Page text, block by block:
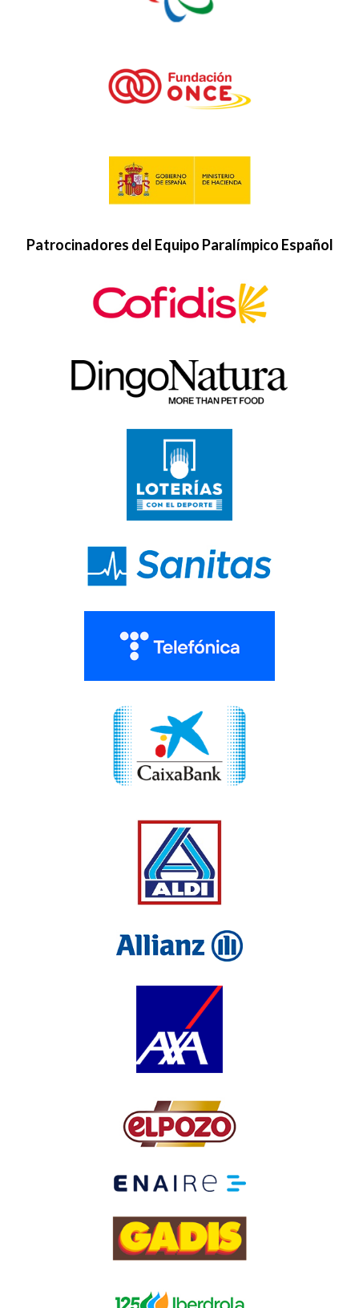
Patrocinadores del Equipo Paralímpico Español